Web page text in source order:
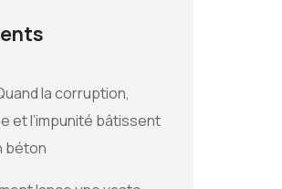
la corruption,
et l’impunité bâtissent
béton